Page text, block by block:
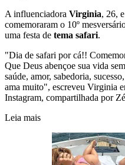
A influenciadora Virginia, 26,
comemoraram o 10º
uma festa de tema safari.
"Dia de safari por cá!!
Que Deus abençoe sua vida
saúde, amor, sabedoria,
ama muito", escreveu Virginia
Instagram, compartilhada por
Leia mais